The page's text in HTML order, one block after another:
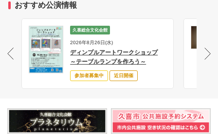
おすすめ公演情報
久喜総合文化会館
2026年8月26日(水)
ディンプルアートワークショップ
～テーブルランプを作ろう～
参加者募集中 近日開催